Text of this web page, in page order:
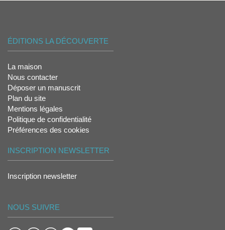
ÉDITIONS LA DÉCOUVERTE
La maison
Nous contacter
Déposer un manuscrit
Plan du site
Mentions légales
Politique de confidentialité
Préférences des cookies
INSCRIPTION NEWSLETTER
Inscription newsletter
NOUS SUIVRE